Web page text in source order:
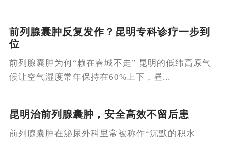
前列腺囊肿反复发作？昆明专科诊疗一步到
位
前列腺囊肿为何“赖在春城不走” 昆明的低纬高原气
候让空气湿度常年保持在60%上下，昼...
昆明治前列腺囊肿，安全高效不留后患
前列腺囊肿在泌尿外科里常被称作“沉默的积水